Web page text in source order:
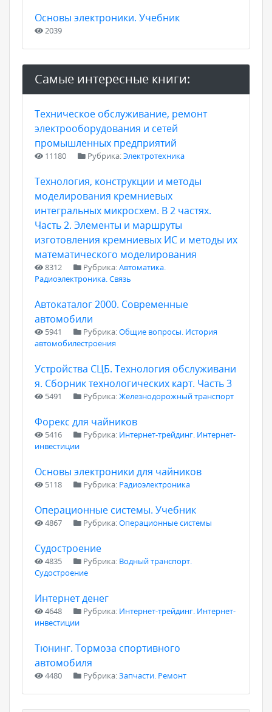
Основы электроники. Учебник
2039
Самые интересные книги:
Техническое обслуживание, ремонт
электрооборудования и сетей
промышленных предприятий
11180 Рубрика:Электротехника
Технология, конструкции и методы
моделирования кремниевых
интегральных микросхем. В 2 частях.
Часть 2. Элементы и маршруты
изготовления кремниевых ИС и методы их
математического моделирования
8312 Рубрика:Автоматика.
Радиоэлектроника. Связь
Автокаталог 2000. Современные
автомобили
5941 Рубрика:Общие вопросы. История
автомобилестроения
Устройства СЦБ. Технология обслуживани
я. Сборник технологических карт. Часть 3
5491 Рубрика:Железнодорожный транспорт
Форекс для чайников
5416 Рубрика: Интернет-трейдинг. Интернет-
инвестиции
Основы электроники для чайников
5118 Рубрика: Радиоэлектроника
Операционные системы. Учебник
4867 Рубрика:Операционные системы
Судостроение
4835 Рубрика: Водный транспорт.
Судостроение
Интернет денег
4648 Рубрика: Интернет-трейдинг. Интернет-
инвестиции
Тюнинг. Тормоза спортивного
автомобиля
4480 Рубрика:Запчасти. Ремонт